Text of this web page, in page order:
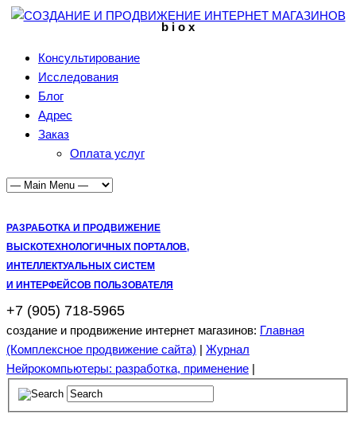
b i o x
Консультирование
Исследования
Блог
Адрес
Заказ
Оплата услуг
РАЗРАБОТКА И ПРОДВИЖЕНИЕ
ВЫСКОТЕХНОЛОГИЧНЫХ ПОРТАЛОВ,
ИНТЕЛЛЕКТУАЛЬНЫХ СИСТЕМ
И ИНТЕРФЕЙСОВ ПОЛЬЗОВАТЕЛЯ
+7 (905) 718-5965
создание и продвижение интернет магазинов: Главная
(Комплексное продвижение сайта) | Журнал
Нейрокомпьютеры: разработка, применение |